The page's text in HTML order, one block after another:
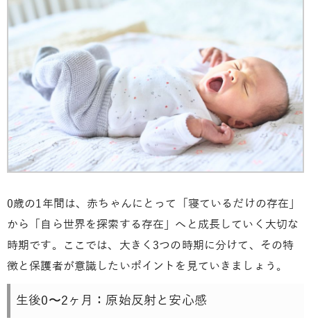
0歳の1年間は、赤ちゃんにとって「寝ているだけの存在」
から「自ら世界を探索する存在」へと成長していく大切な
時期です。ここでは、大きく3つの時期に分けて、その特
徴と保護者が意識したいポイントを見ていきましょう。
生後0〜2ヶ月：原始反射と安心感